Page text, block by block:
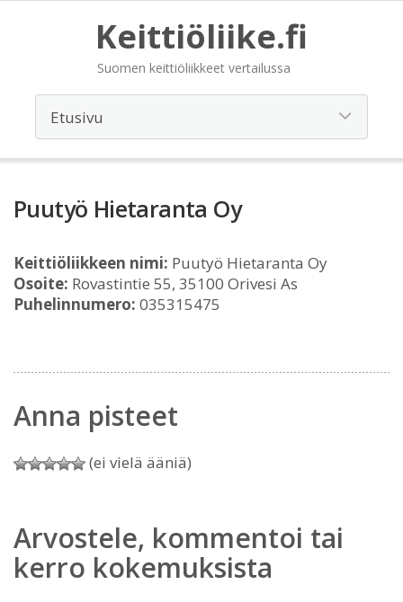
Keittiöliike.fi
Suomen keittiöliikkeet vertailussa
Puutyö Hietaranta Oy
Keittiöliikkeen nimi: Puutyö Hietaranta Oy
Osoite: Rovastintie 55, 35100 Orivesi As
Puhelinnumero: 035315475
Anna pisteet
(ei vielä ääniä)
Arvostele, kommentoi tai
kerro kokemuksista